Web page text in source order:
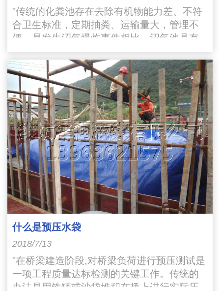
"传统的化粪池存在去除有机物能力差、不符
合卫生标准，定期抽粪、运输量大，管理不
便、易发生沼气爆炸事件相比，沼气池具有
以下有优越性：一是有机物去除率高，COD
去除率达78%以上"
什么是预压水袋
2018/7/13
"在桥梁建造阶段,对桥梁负荷进行预压测试是
一项工程质量达标检测的关键工作。传统的
办法是用铁罐或沙袋堆积在桥上进行实际压